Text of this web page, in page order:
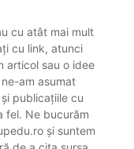
cu atât mai mult
cu link, atunci
articol sau o idee
am asumat
publicațiile cu
fel. Ne bucurăm
și suntem